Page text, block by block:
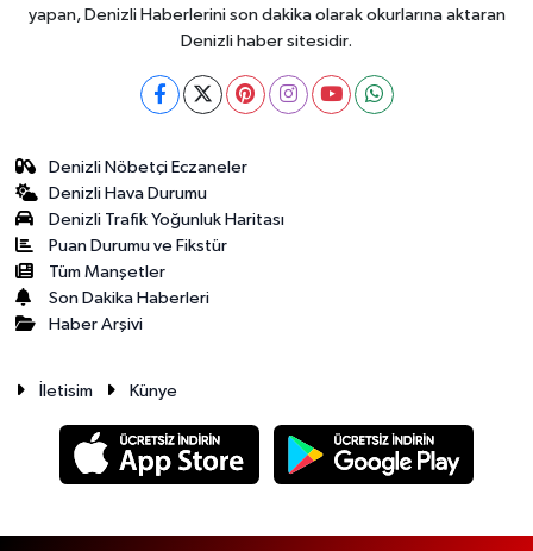
yapan, Denizli Haberlerini son dakika olarak okurlarına aktaran
Denizli haber sitesidir.
Denizli Nöbetçi Eczaneler
Denizli Hava Durumu
Denizli Trafik Yoğunluk Haritası
Puan Durumu ve Fikstür
Tüm Manşetler
Son Dakika Haberleri
Haber Arşivi
İletisim Künye